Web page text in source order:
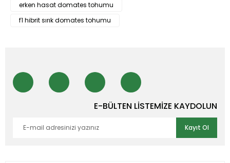
erken hasat domates tohumu
f1 hibrit sırık domates tohumu
E-BÜLTEN LİSTEMİZE KAYDOLUN
Kayıt Ol